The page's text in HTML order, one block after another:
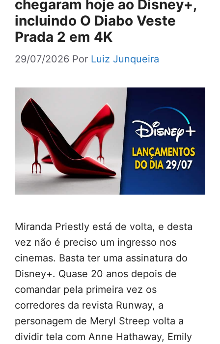
chegaram hoje ao Disney+,
incluindo O Diabo Veste
Prada 2 em 4K
29/07/2026 Por Luiz Junqueira
Miranda Priestly está de volta, e desta
vez não é preciso um ingresso nos
cinemas. Basta ter uma assinatura do
Disney+. Quase 20 anos depois de
comandar pela primeira vez os
corredores da revista Runway, a
personagem de Meryl Streep volta a
dividir tela com Anne Hathaway, Emily